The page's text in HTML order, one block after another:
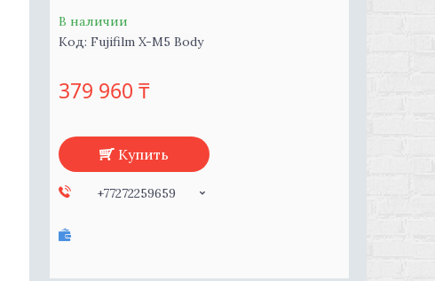
В наличии
Код: Fujifilm X-M5 Body
379 960 ₸
Купить
+77272259659